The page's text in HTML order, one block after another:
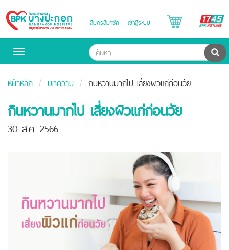
Bangpakok
Hospital
สมัครสมาชิก เข้าสู่ระบบ
Toggle
ค้น
หน้าหลัก บทความ กินหวานมากไป เสี่ยงผิวแก่ก่อนวัย
กินหวานมากไป เสี่ยงผิวแก่ก่อนวัย
30 ส.ค. 2566